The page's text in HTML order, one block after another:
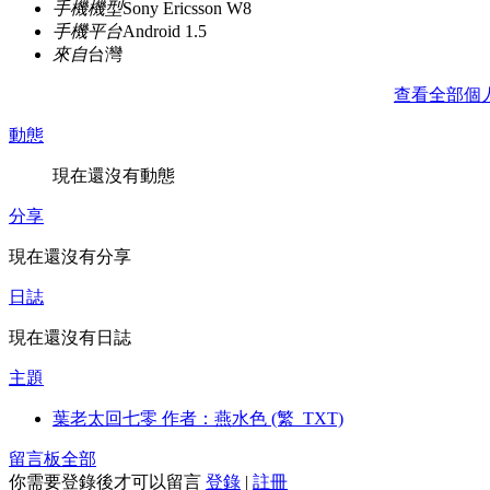
手機機型Sony Ericsson W8
手機平台Android 1.5
來自台灣
查看全部個
動態
現在還沒有動態
分享
現在還沒有分享
日誌
現在還沒有日誌
主題
葉老太回七零 作者：燕水色 (繁_TXT)
留言板全部
你需要登錄後才可以留言 登錄 | 註冊